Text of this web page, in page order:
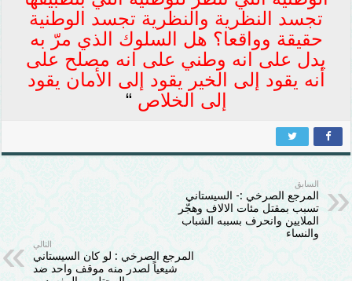
تجسد النظرية والنظرية تجسد الوطنية
حقيقة وواقعا؟ هل السلوك الذي مرّ به
يدل على انه وطني على انه مصلح على
أنه يقود إلى الخير يقود إلى الأمان يقود
إلى الخلاص “
السابق
المرجع الصرخي :- السيستاني
تسبب بمقتل مئات الالاف وهجّر
الملايين وانحرف بسببه الشباب
والنساء
التالي
المرجع الصرخي : لو كان السيستاني
شيعياً لصدر منه موقف واحد ضد